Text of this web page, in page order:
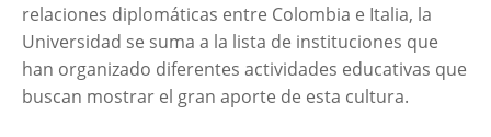
relaciones diplomáticas entre Colombia e Italia, la
Universidad se suma a la lista de instituciones que
han organizado diferentes actividades educativas que
buscan mostrar el gran aporte de esta cultura.